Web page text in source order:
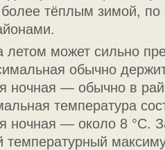
тёплым зимой, по
летом может сильно
обычно
ночная — обычно в
температура
ночная — около 8 °C.